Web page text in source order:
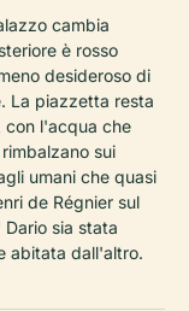
cambia
è rosso
desideroso di
La piazzetta resta
con l'acqua che
sui
umani che quasi
de Régnier sul
sia stata
abitata dall'altro.